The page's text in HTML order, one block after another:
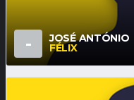
- JOSÉ ANTÓNIO
FÉLIX